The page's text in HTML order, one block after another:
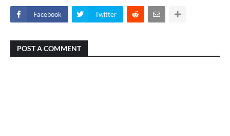
Facebook Twitter
POST A COMMENT